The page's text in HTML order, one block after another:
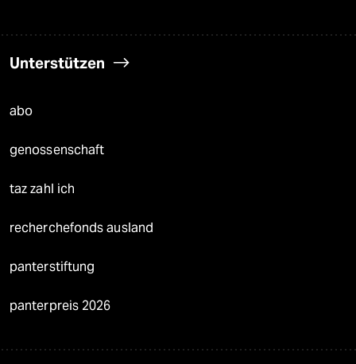
Unterstützen
abo
genossenschaft
taz zahl ich
recherchefonds ausland
panterstiftung
panterpreis 2026